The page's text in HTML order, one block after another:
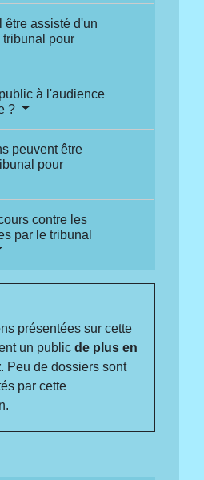
être assisté d'un
pour
à l'audience
?
peuvent être
pour
contre les
par le tribunal
présentées sur cette
un publicde plus en
. Peu de dossiers sont
par cette